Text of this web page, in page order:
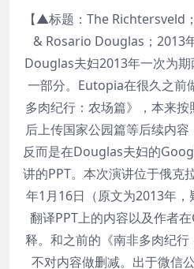
【▲标题：The Richtersveld
& Rosario Douglas；2013
Douglas夫妇2013年一次为
一部分。Eutopia在很久之前
多肉纪行：农场篇》，本来
后上传国家公园篇等后续内容
反而是在Douglas夫妇的
讲的PPT。本次演讲位于俄克
年1月16日（原文为2013年
翻译PPT上的内容以及作者
释。和之前的《南非多肉纪
不对内容做删减。出于微信